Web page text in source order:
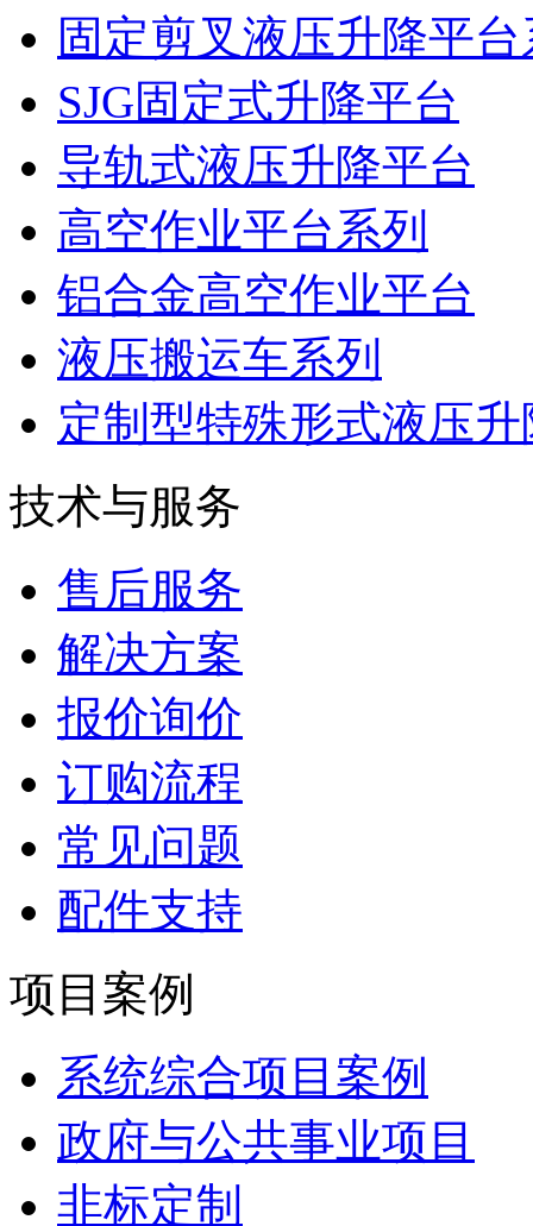
固定剪叉液压升降平
SJG固定式升降平台
导轨式液压升降平台
高空作业平台系列
铝合金高空作业平台
液压搬运车系列
定制型特殊形式液压
技术与服务
售后服务
解决方案
报价询价
订购流程
常见问题
配件支持
项目案例
系统综合项目案例
政府与公共事业项目
非标定制